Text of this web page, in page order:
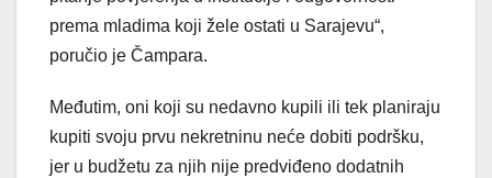
prema mladima koji žele ostati u Sarajevu“,
poručio je Čampara.
Međutim, oni koji su nedavno kupili ili tek planiraju
kupiti svoju prvu nekretninu neće dobiti podršku,
jer u budžetu za njih nije predviđeno dodatnih